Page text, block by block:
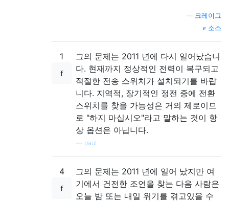
크레이그
소스
1
그의 문제는 2011 년에 다시 일어났습니
다. 현재까지 정상적인 전력이 복구되고
적절한 전송 스위치가 설치되기를 바랍
니다. 지역적, 장기적인 정전 중에 전환
스위치를 찾을 가능성은 거의 제로이므
로 "하지 마십시오"라고 말하는 것이 항
상 옵션은 아닙니다.
paul
4
그의 문제는 2011 년에 일어 났지만 여
기에서 건전한 조언을 찾는 다음 사람은
오늘 밤 또는 내일 위기를 겪고있을 수